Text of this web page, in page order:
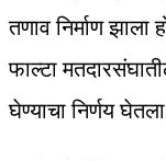
तणाव निर्माण झाला
फाल्टा
घेण्याचा निर्णय